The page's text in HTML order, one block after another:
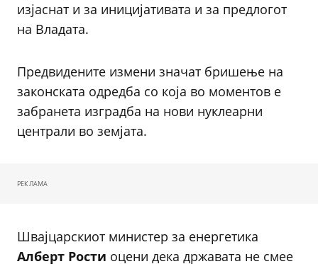
изјаснат и за иницијативата и за предлогот
на Владата.
Предвидените измени значат бришење на
законската одредба со која во моментов е
забранета изградба на нови нуклеарни
централи во земјата.
РЕКЛАМА
Швајцарскиот министер за енергетика
Алберт Рости оцени дека државата не смее